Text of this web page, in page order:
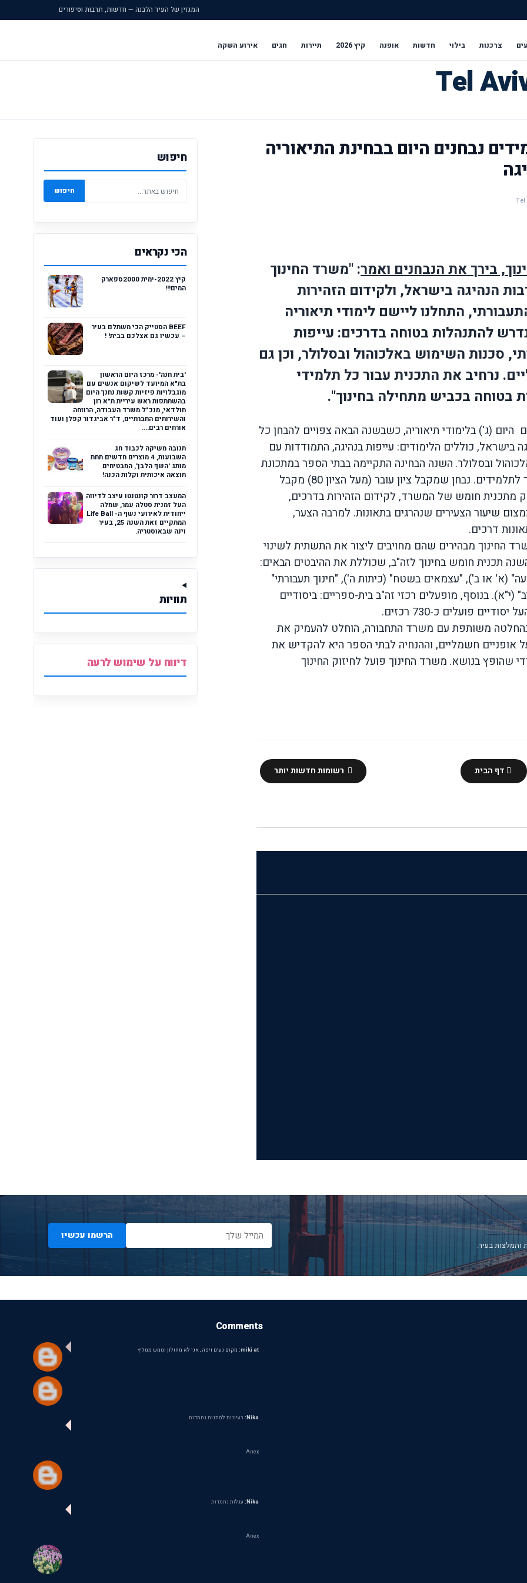
המגזין של העיר הלבנה — חדשות, תרבות וסיפורים
צרכנות בילוי חדשות אופנה קיץ 2026 תיירות חגים אירוע השקה
30,000 תלמידים נבחנים היום בבחינת התיאוריה
בירך את הנבחנים ואמר: "משרד החינוך
הנהיגה בישראל, ולקידום הזהירות
התחלנו ליישם לימודי תיאוריה
להתנהלות בטוחה בדרכים: עייפות
סכנות השימוש באלכוהול ובסלולר, וכן גם
נרחיב את התכנית עבור כל תלמידי
בטוחה בכביש מתחילה בחינוך".
1,130 כיתות י' נבחנים היום (ג') בלימודי תיאוריה, כשבשנה הבאה צפויים להבחן כל
כוללים הלימודים: עייפות בנהיגה, התמודדות עם
ובסלולר. השנה הבחינה התקיימה בבתי הספר במתכונת
מקוונת כדי להנגיש אותה באופן ידידותי יותר לתלמידים. נבחן שמקבל ציון עובר (מעל הציון 80) מקבל
מהווה חלק מתכנית חומש של המשרד, לקידום הזהירות בדרכים,
שיעור הצעירים שנהרגים בתאונות. למרבה הצער,
דרכים.
החינוך מבהירים שהם מחויבים ליצור את התשתית לשינוי
תכנית חומש בחינוך לזה"ב, שכוללת את ההיבטים הבאים:
(א' או ב'), "עצמאים בשטח" (כיתות ה'), "חינוך תעבורתי"
(י"א). בנוסף, מופעלים רכזי זה"ב בית-ספריים: ביסודיים
בהחלטה משותפת עם משרד התחבורה, הוחלט להעמיק את
אופניים חשמליים, וההנחיה לבתי הספר היא להקדיש את
שהופץ בנושא. משרד החינוך פועל לחיזוק החינוך
רשומות חדשות יותר דף הבית
חיפוש
חיפוש
הכי נקראים
קיץ 2022-ימית 2000ספארק
המים!!!
BEEF הסטייק הכי משתלם בעיר
– עכשיו גם אצלכם בבית! !
'בית חנה'- מרכז היום הראשון
בת"א המיועד לשיקום אנשים עם
מוגבלויות פיזיות קשות נחנך היום
בהשתתפות ראש עיריית ת"א רון
חולדאי, מנכ"ל משרד העבודה, הרווחה
והשירותים החברתיים, ד"ר אביגדור קפלן ועוד
אורחים רבים....
תנובה משיקה לכבוד חג
השבועות, 4 מוצרים חדשים תחת
מותג 'השף הלבן', המבטיחים
תוצאה איכותית וקלות הכנה!
המעצב דרור קונטנטו עיצב לדיווה
העל זמנית סטלה עמר, שמלה
ייחודית לאירועי נשף ה- Life Ball
המתקיים זאת השנה 25, בעיר
וינה שבאוסטריה.
תוויות
דיווח על שימוש לרעה
והמלצות בעיר.
הרשמו עכשיו
Comments
miki at: מקום נעים ויפה , אני לא מחולון וממש ממליץ
Nika: רעיונות למתנות נחמדות
Anex
Nika: עגלות נחמדות
Anex